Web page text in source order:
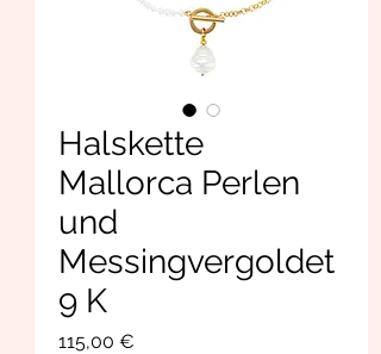
Halskette
Mallorca Perlen
und
Messingvergoldet
9 K
115,00 €